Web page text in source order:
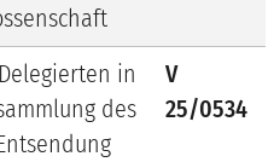
in
des
V
25/0534